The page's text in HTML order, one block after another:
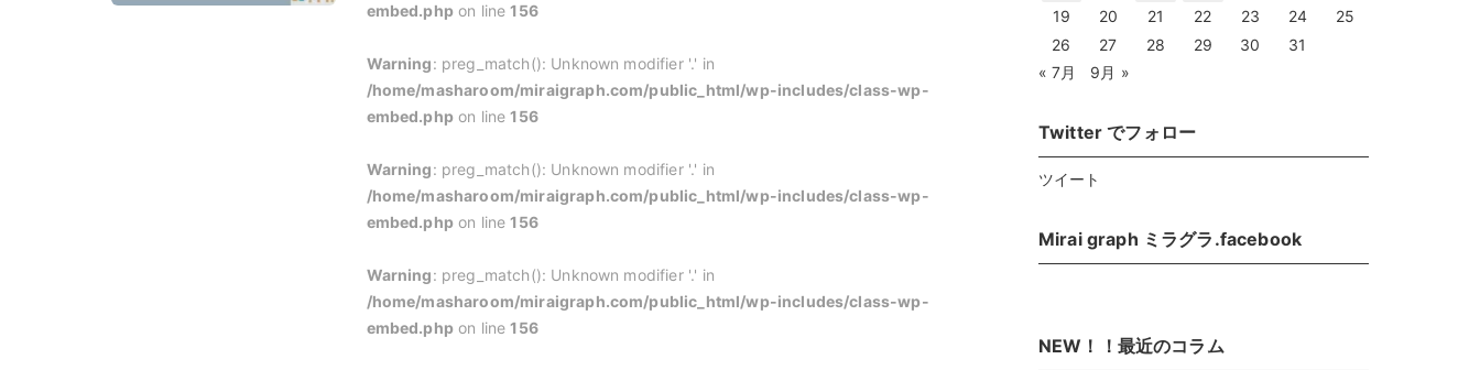
embed.phpon line156
Warning: preg_match(): Unknown modifier '.' in
/home/masharoom/miraigraph.com/public_html/wp-includes/class-wp-
embed.phpon line156
Warning: preg_match(): Unknown modifier '.' in
/home/masharoom/miraigraph.com/public_html/wp-includes/class-wp-
embed.phpon line156
Warning: preg_match(): Unknown modifier '.' in
/home/masharoom/miraigraph.com/public_html/wp-includes/class-wp-
embed.phpon line156
19
20 21 22 23 24
25
26
27 28 29 30
31
« 7月
9月 »
Twitter でフォロー
ツイート
Mirai graph ミラグラ.facebook
NEW！！最近のコラム